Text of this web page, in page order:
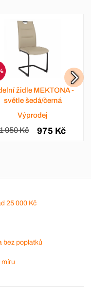
židle MEKTONA -
světle šedá/černá
Výprodej
1 950 Kč 975 Kč
25 000 Kč
bez poplatků
míru